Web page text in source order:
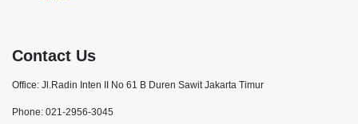
Contact Us
Office: Jl.Radin Inten II No 61 B Duren Sawit Jakarta Timur
Phone: 021-2956-3045